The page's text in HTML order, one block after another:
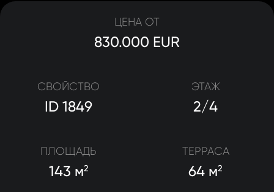
СВОЙСТВО
ID 1849
ЭТАЖ
2/4
ПЛОЩАДЬ
143 м2
ТЕРРАСА
64 м2
ЦЕНА ОТ
830.000 EUR